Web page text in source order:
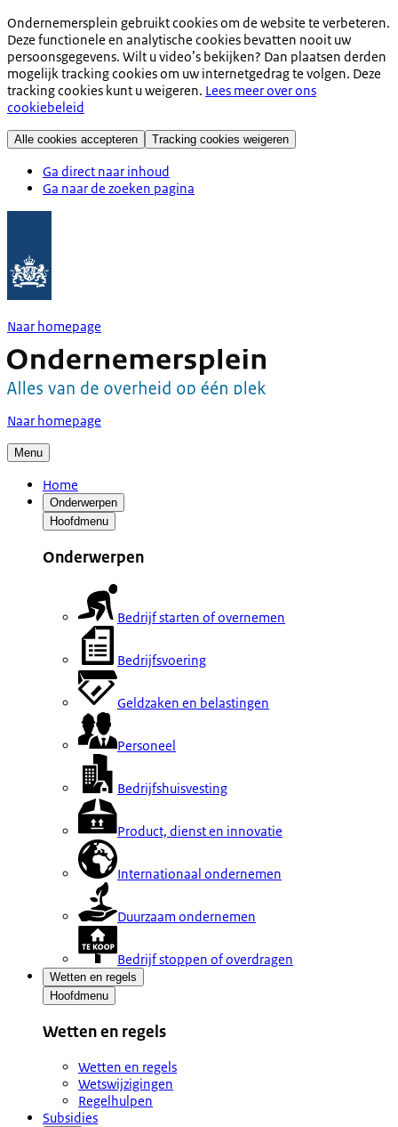
Ondernemersplein gebruikt cookies om de website te verbeteren.
Deze functionele en analytische cookies bevatten nooit uw
persoonsgegevens. Wilt u video’s bekijken? Dan plaatsen derden
mogelijk tracking cookies om uw internetgedrag te volgen. Deze
tracking cookies kunt u weigeren. Lees meer over ons
cookiebeleid
Alle cookies accepteren Tracking cookies weigeren
Ga direct naar inhoud
Ga naar de zoeken pagina
Naar homepage
Naar homepage
Menu
Home
Onderwerpen
Hoofdmenu
Onderwerpen
Bedrijf starten of overnemen
Bedrijfsvoering
Geldzaken en belastingen
Personeel
Bedrijfshuisvesting
Product, dienst en innovatie
Internationaal ondernemen
Duurzaam ondernemen
Bedrijf stoppen of overdragen
Wetten en regels
Hoofdmenu
Wetten en regels
Wetten en regels
Wetswijzigingen
Regelhulpen
Subsidies